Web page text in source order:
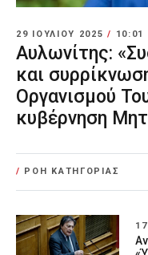
29 ΙΟΥΛΊΟΥ 2025/ 10:01
Αυλωνίτης:
και
Οργανισμού
κυβέρνηση
/ ΡΟΗ ΚΑΤΗΓΟΡΙΑΣ